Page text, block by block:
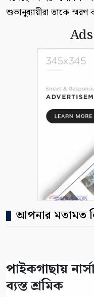
শুভানুধ্যায়ীরা তাকে
আপনার মতামত
পাইকগাছায়
ব্যস্ত শ্রমিক